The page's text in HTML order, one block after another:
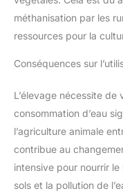
méthanisation par les
ressources pour la
Conséquences sur
L’élevage nécessite
consommation d’eau
l’agriculture animale
contribue au
intensive pour nourrir
sols et la pollution de